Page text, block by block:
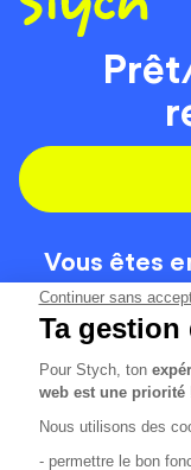
Continuer sans
Ta gestion
Pour Stych, ton
web est une priorité
Nous utilisons des
- permettre le bon
Vous êtes
Code de la route